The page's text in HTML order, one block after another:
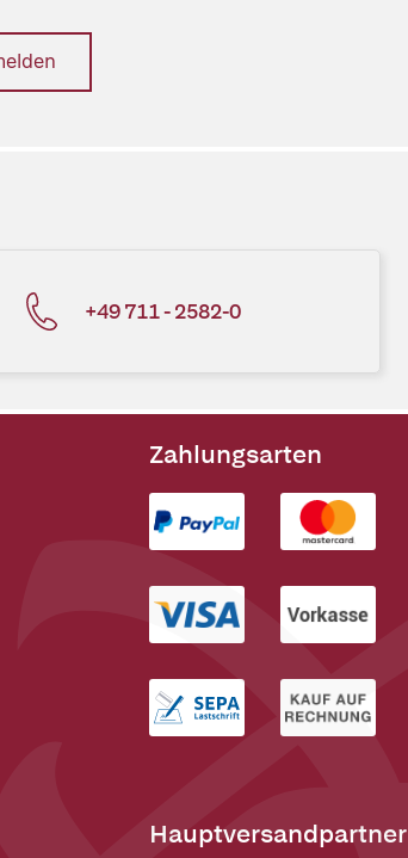
+49 711 - 2582-0
Zahlungsarten
Hauptversandpartner